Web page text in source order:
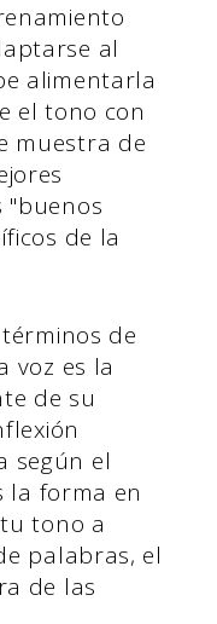
al
alimentarla
el tono con
muestra de
"buenos
de la
de
voz es la
de su
según el
la forma en
tono a
palabras, el
de las